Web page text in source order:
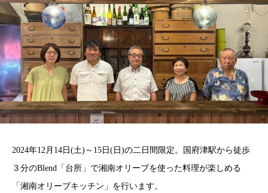
2024年12月14日(土)～15日(日)の二日間限定。国府津駅から徒歩
３分のBlend「台所」で湘南オリーブを使った料理が楽しめる
「湘南オリーブキッチン」を行います。